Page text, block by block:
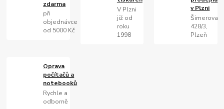
zdarma
při
objednávce
od 5000 Kč
V Plzni
již od
roku
1998
v Plzni
Šimerova
428/3,
Plzeň
Oprava
počítačů a
notebooků
Rychle a
odborně